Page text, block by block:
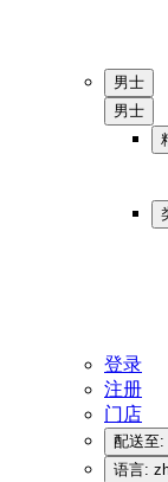
男士
男士
登录
注册
门店
配送至:
语言: